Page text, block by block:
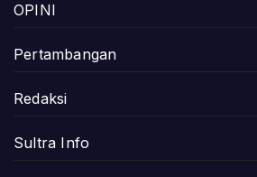
OPINI
Pertambangan
Redaksi
Sultra Info